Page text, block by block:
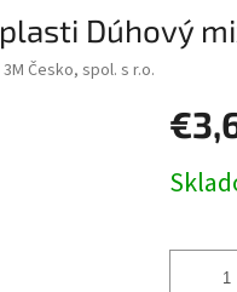
Dúhový
3M Česko, spol. s r.o.
cena: